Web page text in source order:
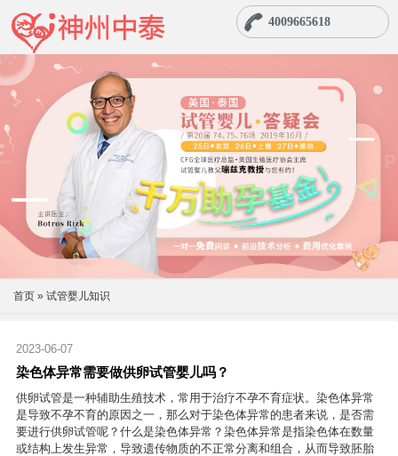
4009665618
首页 » 试管婴儿知识
2023-06-07
染色体异常需要做供卵试管婴儿吗？
供卵试管是一种辅助生殖技术，常用于治疗不孕不育症状。染色体异常
是导致不孕不育的原因之一，那么对于染色体异常的患者来说，是否需
要进行供卵试管呢？什么是染色体异常？染色体异常是指染色体在数量
或结构上发生异常，导致遗传物质的不正常分离和组合，从而导致胚胎